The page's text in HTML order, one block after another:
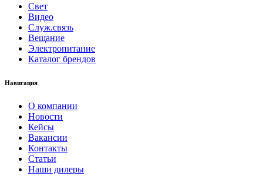
Свет
Видео
Служ.связь
Вещание
Электропитание
Каталог брендов
Навигация
О компании
Новости
Кейсы
Вакансии
Контакты
Статьи
Наши дилеры